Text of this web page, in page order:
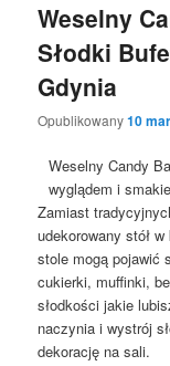
Weselny
Słodki
Gdynia
Opublikowany10
Weselny Candy
wyglądem i
Zamiast
udekorowany stół
stole mogą pojawić
cukierki, muffinki,
słodkości jakie
naczynia i wystrój
dekorację na sali.